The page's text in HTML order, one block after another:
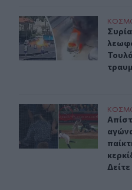
Συρία: Βόμβα εξερράγη
Απίστευτο περιστατικό